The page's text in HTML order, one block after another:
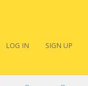
LOG IN SIGN UP